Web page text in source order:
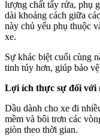
lượng chất tẩy rửa, phụ
dài khoảng cách giữa
này chủ yếu phụ thuộc
xe.
Sự khác biệt cuối cùng
tinh túy hơn, giúp bảo
Lợi ích thực sự đối với
Dầu dành cho xe đi
mềm và bôi trơn các
giòn theo thời gian.